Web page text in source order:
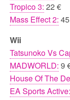
Tropico 3: 22 €
Mass Effect 2:
Wii
Tatsunoko Vs
MADWORLD: 9
House Of The
EA Sports Active: